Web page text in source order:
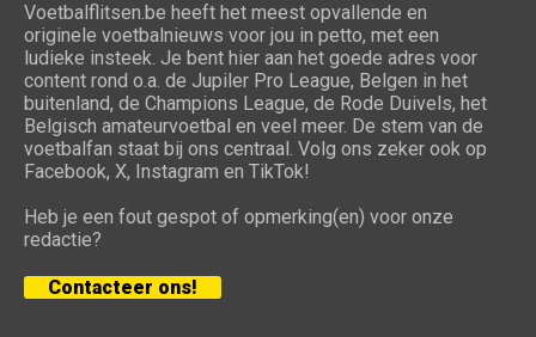
Voetbalflitsen.be heeft het meest opvallende en
originele voetbalnieuws voor jou in petto, met een
ludieke insteek. Je bent hier aan het goede adres voor
content rond o.a. de Jupiler Pro League, Belgen in het
buitenland, de Champions League, de Rode Duivels, het
Belgisch amateurvoetbal en veel meer. De stem van de
voetbalfan staat bij ons centraal. Volg ons zeker ook op
Facebook, X, Instagram en TikTok!
Heb je een fout gespot of opmerking(en) voor onze
redactie?
Contacteer ons!